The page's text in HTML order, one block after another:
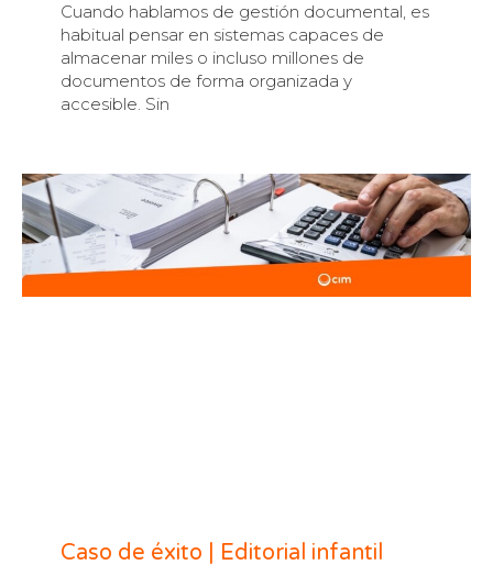
Cuando hablamos de gestión documental, es
habitual pensar en sistemas capaces de
almacenar miles o incluso millones de
documentos de forma organizada y
accesible. Sin
Caso de éxito | Editorial infantil